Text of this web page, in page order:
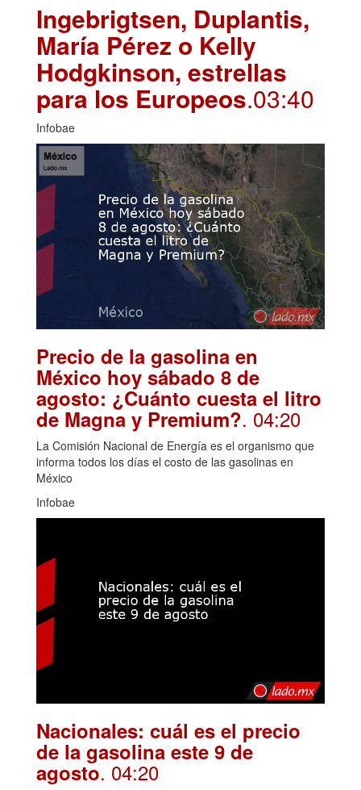
Ingebrigtsen, Duplantis,
María Pérez o Kelly
Hodgkinson, estrellas
para los Europeos.03:40
Infobae
Precio de la gasolina en
México hoy sábado 8 de
agosto: ¿Cuánto cuesta el litro
de Magna y Premium?. 04:20
La Comisión Nacional de Energía es el organismo que
informa todos los días el costo de las gasolinas en
México
Infobae
Nacionales: cuál es el precio
de la gasolina este 9 de
agosto. 04:20